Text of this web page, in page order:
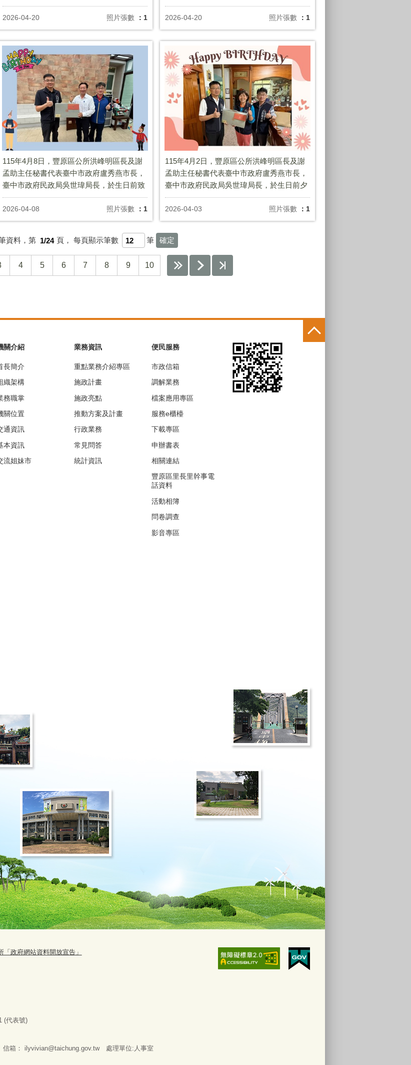
長，於生日前夕致贈西湳里蔣年峯里長生日
禮盒 ，祝福里長生日快樂，健康平安。
2026-04-20 照片張數 ：1 2026-04-20 照片張數 ：1
115年4月8日，豐原區公所洪峰明區長及謝
孟助主任秘書代表臺中市政府盧秀燕市長，
臺中市政府民政局吳世瑋局長，於生日前致
贈豐圳里鄭文鑫里長生日禮盒 ，祝福里長，
生日快樂，健康平安
2026-04-08 照片張數 ：1
115年4月2日，豐原區公所洪峰明區長及謝
孟助主任秘書代表臺中市政府盧秀燕市長，
臺中市政府民政局吳世瑋局長，於生日前夕
致贈南嵩里劉玉玲里長生日禮盒 ，祝福里
長，生日快樂。
2026-04-03 照片張數 ：1
資料，第 1/24 頁， 每頁顯示筆數 筆
4 5 6 7 8 9 10
關介紹
長簡介
織架構
務職掌
關位置
通資訊
本資訊
流姐妹市
業務資訊
重點業務介紹專區
施政計畫
施政亮點
推動方案及計畫
行政業務
常見問答
統計資訊
便民服務
市政信箱
調解業務
檔案應用專區
服務e櫃檯
下載專區
申辦書表
相關連結
豐原區里長里幹事電
話資料
活動相簿
問卷調查
影音專區
「政府網站資料開放宣告」
(代表號)
信箱： ilyvivian@taichung.gov.tw處理單位:人事室